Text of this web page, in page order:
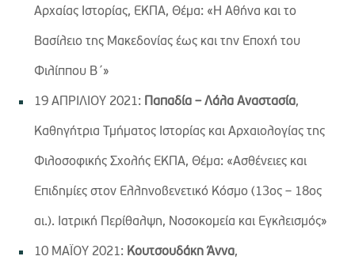
Αρχαίας Ιστορίας, ΕΚΠΑ, Θέμα: «Η Αθήνα και το
Βασίλειο της Μακεδονίας έως και την Εποχή του
Φιλίππου Β΄»
19 ΑΠΡΙΛΙΟΥ 2021: Παπαδία – Λάλα Αναστασία,
Καθηγήτρια Τμήματος Ιστορίας και Αρχαιολογίας της
Φιλοσοφικής Σχολής ΕΚΠΑ, Θέμα: «Ασθένειες και
Επιδημίες στον Ελληνοβενετικό Κόσμο (13ος – 18ος
αι.). Ιατρική Περίθαλψη, Νοσοκομεία και Εγκλεισμός»
10 ΜΑΪΟΥ 2021: Κουτσουδάκη Άννα,